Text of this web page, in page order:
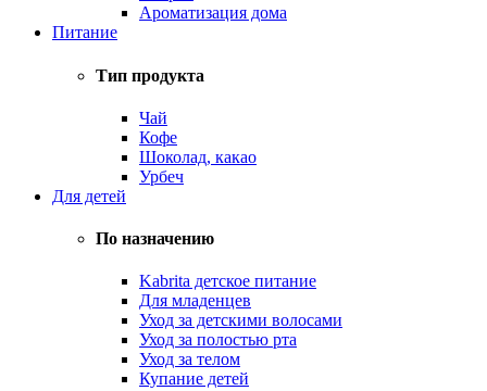
Ароматизация дома
Питание
Тип продукта
Чай
Кофе
Шоколад, какао
Урбеч
Для детей
По назначению
Kabrita детское питание
Для младенцев
Уход за детскими волосами
Уход за полостью рта
Уход за телом
Купание детей